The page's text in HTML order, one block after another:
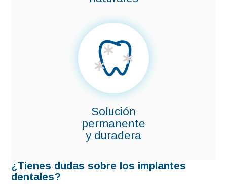
Solución
permanente
y duradera
¿Tienes dudas sobre los implantes
dentales?